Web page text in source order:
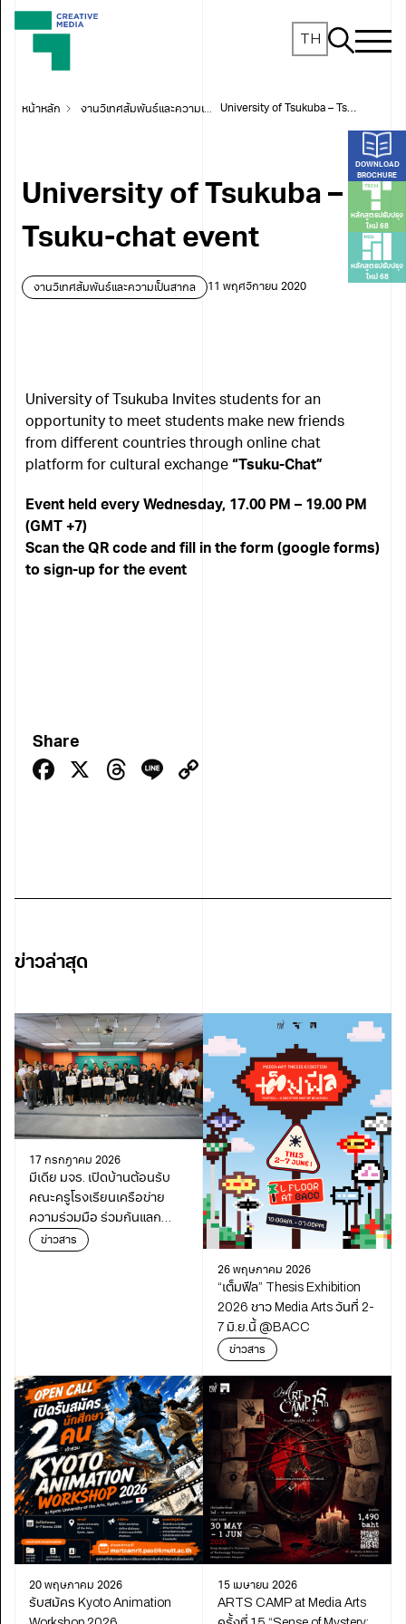
TH
DOWNLOAD
BROCHURE
หลักสูตรปรับปรุง
ใหม่ 68
หลักสูตรปรับปรุง
ใหม่ 68
หน้าหลัก งานวิเทศสัมพันธ์และความเป็นสากล University of Tsukuba – Tsuku-chat event
University of Tsukuba –
Tsuku-chat event
งานวิเทศสัมพันธ์และความเป็นสากล 11 พฤศจิกายน 2020
University of Tsukuba Invites students for an
opportunity to meet students make new friends
from different countries through online chat
platform for cultural exchange “Tsuku-Chat”
Event held every Wednesday, 17.00 PM – 19.00 PM
(GMT +7)
Scan the QR code and fill in the form (google forms)
to sign-up for the event
Share
Facebook
X Threads
Line
ข่าวล่าสุด
17 กรกฎาคม 2026
มีเดีย มจธ. เปิดบ้านต้อนรับ
คณะครูโรงเรียนเครือข่าย
ความร่วมมือ ร่วมกันแลก
เปลี่ยนเรียนรู้เดินหน้า
ข่าวสาร
26 พฤษภาคม 2026
“เต็มฟีล” Thesis Exhibition
2026 ชาว Media Arts วันที่ 2-
7 มิ.ย.นี้ @BACC
ข่าวสาร
20 พฤษภาคม 2026
รับสมัคร Kyoto Animation
15 เมษายน 2026
ARTS CAMP at Media Arts